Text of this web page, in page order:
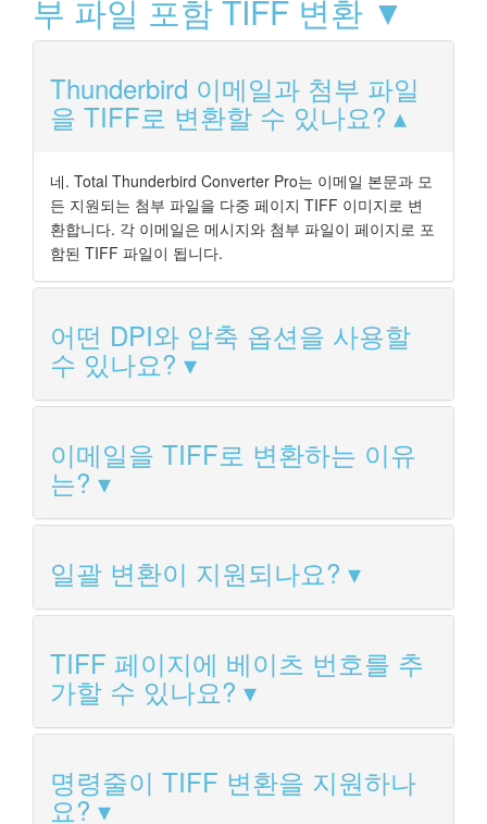
부 파일 포함 TIFF 변환 ▼
Thunderbird 이메일과 첨부 파일
을 TIFF로 변환할 수 있나요?
네. Total Thunderbird Converter Pro는 이메일 본문과 모
든 지원되는 첨부 파일을 다중 페이지 TIFF 이미지로 변
환합니다. 각 이메일은 메시지와 첨부 파일이 페이지로 포
함된 TIFF 파일이 됩니다.
어떤 DPI와 압축 옵션을 사용할
수 있나요?
이메일을 TIFF로 변환하는 이유
는?
일괄 변환이 지원되나요?
TIFF 페이지에 베이츠 번호를 추
가할 수 있나요?
명령줄이 TIFF 변환을 지원하나
요?